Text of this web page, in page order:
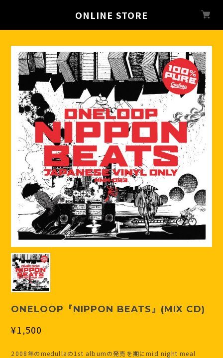
ONLINE STORE
ONELOOP『NIPPON BEATS』(MIX CD)
¥1,500
2008年のmedullaの1st albumの発売を期にmid night meal